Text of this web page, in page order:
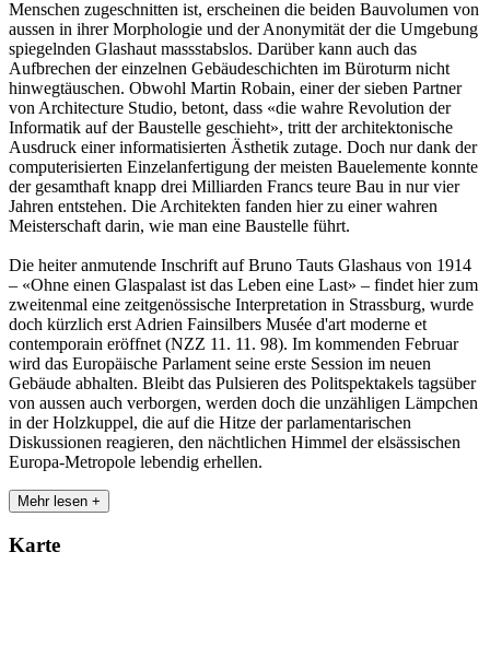
Menschen zugeschnitten ist, erscheinen die beiden Bauvolumen von
aussen in ihrer Morphologie und der Anonymität der die Umgebung
spiegelnden Glashaut massstabslos. Darüber kann auch das
Aufbrechen der einzelnen Gebäudeschichten im Büroturm nicht
hinwegtäuschen. Obwohl Martin Robain, einer der sieben Partner
von Architecture Studio, betont, dass «die wahre Revolution der
Informatik auf der Baustelle geschieht», tritt der architektonische
Ausdruck einer informatisierten Ästhetik zutage. Doch nur dank der
computerisierten Einzelanfertigung der meisten Bauelemente konnte
der gesamthaft knapp drei Milliarden Francs teure Bau in nur vier
Jahren entstehen. Die Architekten fanden hier zu einer wahren
Meisterschaft darin, wie man eine Baustelle führt.
Die heiter anmutende Inschrift auf Bruno Tauts Glashaus von 1914
– «Ohne einen Glaspalast ist das Leben eine Last» – findet hier zum
zweitenmal eine zeitgenössische Interpretation in Strassburg, wurde
doch kürzlich erst Adrien Fainsilbers Musée d'art moderne et
contemporain eröffnet (NZZ 11. 11. 98). Im kommenden Februar
wird das Europäische Parlament seine erste Session im neuen
Gebäude abhalten. Bleibt das Pulsieren des Politspektakels tagsüber
von aussen auch verborgen, werden doch die unzähligen Lämpchen
in der Holzkuppel, die auf die Hitze der parlamentarischen
Diskussionen reagieren, den nächtlichen Himmel der elsässischen
Europa-Metropole lebendig erhellen.
Mehr lesen +
Karte